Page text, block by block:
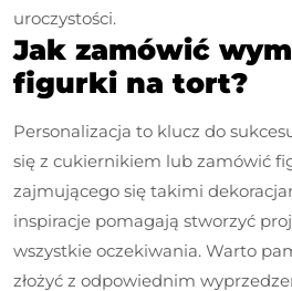
uroczystości.
Jak zamówić
figurki na tort?
Personalizacja to klucz do
się z cukiernikiem lub zamówić
zajmującego się takimi
inspiracje pomagają stworzyć
wszystkie oczekiwania. Warto
złożyć z odpowiednim